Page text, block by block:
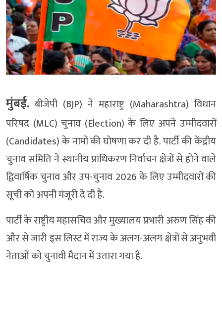
मुंबई. बीजेपी (BJP) ने महाराष्ट्र (Maharashtra) विधान
परिषद (MLC) चुनाव (Election) के लिए अपने उम्मीदवारों
(Candidates) के नामों की घोषणा कर दी है. पार्टी की केंद्रीय
चुनाव समिति ने स्थानीय प्राधिकरण निर्वाचन क्षेत्रों से होने वाले
द्विवार्षिक चुनाव और उप-चुनाव 2026 के लिए उम्मीदवारों की
सूची को अपनी मंजूरी दे दी है.
पार्टी के राष्ट्रीय महासचिव और मुख्यालय प्रभारी अरुण सिंह की
और से जारी इस लिस्ट में राज्य के अलग-अलग क्षेत्रों से अनुभवी
नेताओं को चुनावी मैदान में उतारा गया है.